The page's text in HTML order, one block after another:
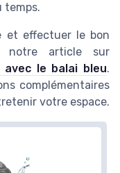
temps.
et effectuer le bon
notre article sur
le balai bleu.
complémentaires
votre espace.